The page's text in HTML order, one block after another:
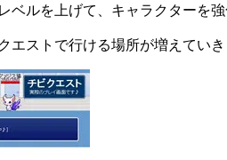
ベルを上げて、キャラクターを強
エストで行ける場所が増えてい